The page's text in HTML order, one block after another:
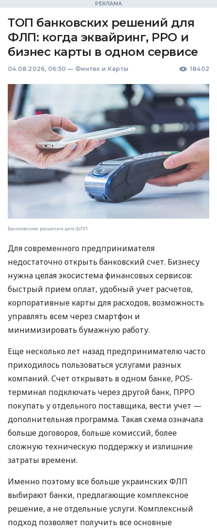
ТОП банковских решений для
ФЛП: когда эквайринг, РРО и
бизнес карты в одном сервисе
04.08.2026, 06:50 — Финтех и Карты 18402
Банковские решения для ФЛП
Для современного предпринимателя
недостаточно открыть банковский счет. Бизнесу
нужна целая экосистема финансовых сервисов:
быстрый прием оплат, удобный учет расчетов,
корпоративные карты для расходов, возможность
управлять всем через смартфон и
минимизировать бумажную работу.
Еще несколько лет назад предпринимателю часто
приходилось пользоваться услугами разных
компаний. Счет открывать в одном банке, POS-
терминал подключать через другой банк, ПРРО
покупать у отдельного поставщика, вести учет —
дополнительная программа. Такая схема означала
больше договоров, больше комиссий, более
сложную техническую поддержку и излишние
затраты времени.
Именно поэтому все больше украинских ФЛП
выбирают банки, предлагающие комплексное
решение, а не отдельные услуги. Комплексный
подход позволяет получить все основные